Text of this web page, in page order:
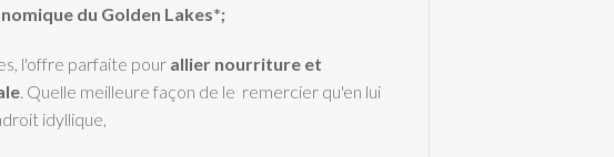
du Golden Lakes*;
l'offre parfaite pour allier nourriture et
. Quelle meilleure façon de le remercier qu'en lui
idyllique,